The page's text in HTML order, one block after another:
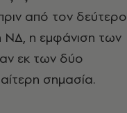
από τον δεύτερο
ΝΔ, η εμφάνιση των
εκ των δύο
σημασία.